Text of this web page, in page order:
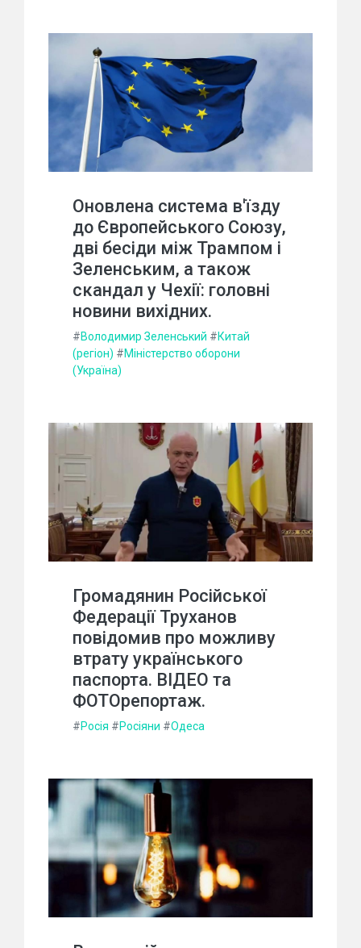
Оновлена система в'їзду
до Європейського Союзу,
дві бесіди між Трампом і
Зеленським, а також
скандал у Чехії: головні
новини вихідних.
#Володимир Зеленський #Китай
(регіон) #Міністерство оборони
(Україна)
Громадянин Російської
Федерації Труханов
повідомив про можливу
втрату українського
паспорта. ВІДЕО та
ФОТОрепортаж.
#Росія #Росіяни #Одеса